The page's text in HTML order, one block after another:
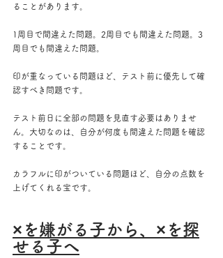
ることがあります。
1周目で間違えた問題。2周目でも間違えた問題。3
周目でも間違えた問題。
印が重なっている問題ほど、テスト前に優先して確
認すべき問題です。
テスト前日に全部の問題を見直す必要はありませ
ん。大切なのは、自分が何度も間違えた問題を確認
することです。
カラフルに印がついている問題ほど、自分の点数を
上げてくれる宝です。
×を嫌がる子から、×を探
せる子へ